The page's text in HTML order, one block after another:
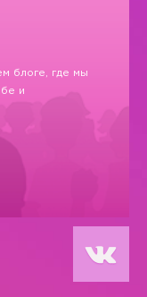
блоге, где мы
и